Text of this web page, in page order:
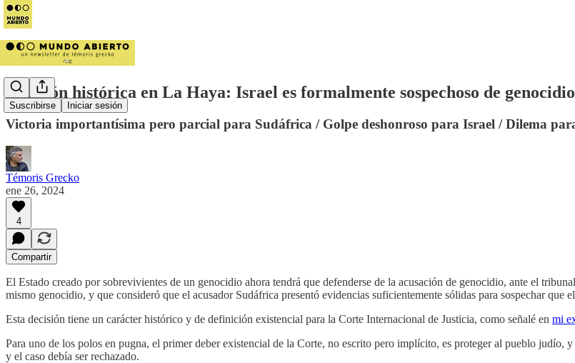
Suscribirse Iniciar sesión
Decisión histórica en La Haya: Israel es formalmente sospechoso de genocidio
Victoria importantísima pero parcial para Sudáfrica / Golpe deshonroso para Israel / Dilema
Témoris Grecko
ene 26, 2024
4
Compartir
El Estado creado por sobrevivientes de un genocidio ahora tendrá que defenderse de la acusación de genocidio, ante el
mismo genocidio, y que consideró que el acusador Sudáfrica presentó evidencias suficientemente sólidas para sospechar
Esta decisión tiene un carácter histórico y de definición existencial para la Corte Internacional de Justicia, como señalé en mi
Para uno de los polos en pugna, el primer deber existencial de la Corte, no escrito pero implícito, es proteger al pueblo judío,
y el caso debía ser rechazado.